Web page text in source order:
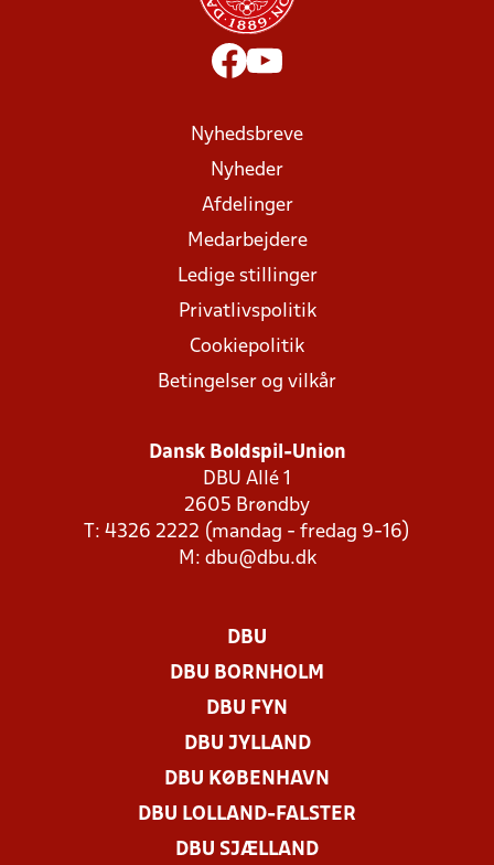
Nyhedsbreve
Nyheder
Afdelinger
Medarbejdere
Ledige stillinger
Privatlivspolitik
Cookiepolitik
Betingelser og vilkår
Dansk Boldspil-Union
DBU Allé 1
2605 Brøndby
T: 4326 2222 (mandag - fredag 9-16)
M: dbu@dbu.dk
DBU
DBU BORNHOLM
DBU FYN
DBU JYLLAND
DBU KØBENHAVN
DBU LOLLAND-FALSTER
DBU SJÆLLAND